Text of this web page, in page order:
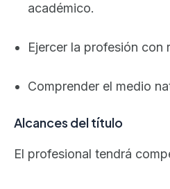
académico.
Ejercer la profesión con
Comprender el medio
Alcances del título
El profesional tendrá